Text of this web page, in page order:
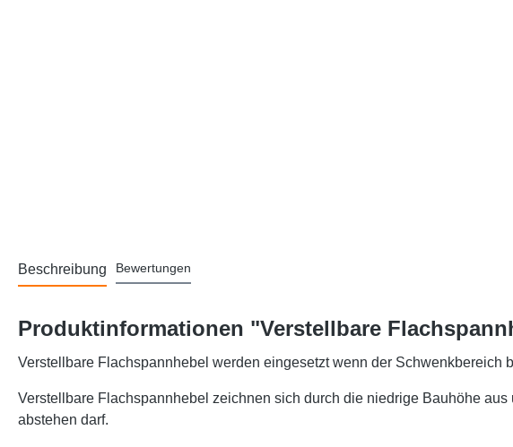
Beschreibung Bewertungen
Produktinformationen "Verstellbare
Verstellbare Flachspannhebel werden eingesetzt wenn der Schwenkbereich
Verstellbare Flachspannhebel zeichnen sich durch die niedrige Bauhöhe
abstehen darf.